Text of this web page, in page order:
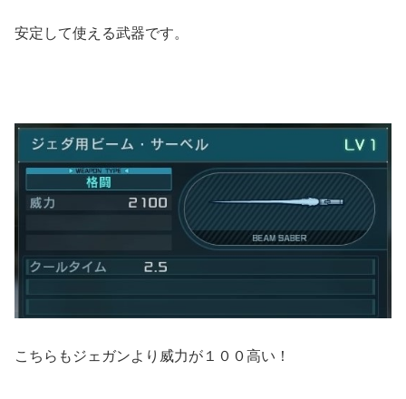
安定して使える武器です。
こちらもジェガンより威力が１００高い！